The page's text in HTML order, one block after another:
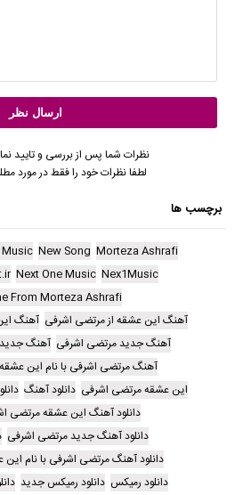
نظرات شما پس از بررسی و تایید
لطفا نظرات خود را فقط در مورد
برچسب ها
Morteza Ashrafi
New Song
Nex1Music
Next One Music
From Morteza Ashrafi
آهنگ این عشقه از مرتضی اشرفی آهنگ
آهنگ جدید مرتضی اشرفی آهنگ
آهنگ مرتضی اشرفی با نام این عشقه
این عشقه مرتضی اشرفی دانلود آهنگ
دانلود آهنگ این عشقه مرتضی
دانلود آهنگ جدید مرتضی اشرفی
دانلود آهنگ مرتضی اشرفی با نام
دانلود رمیکس دانلود رمیکس جدید